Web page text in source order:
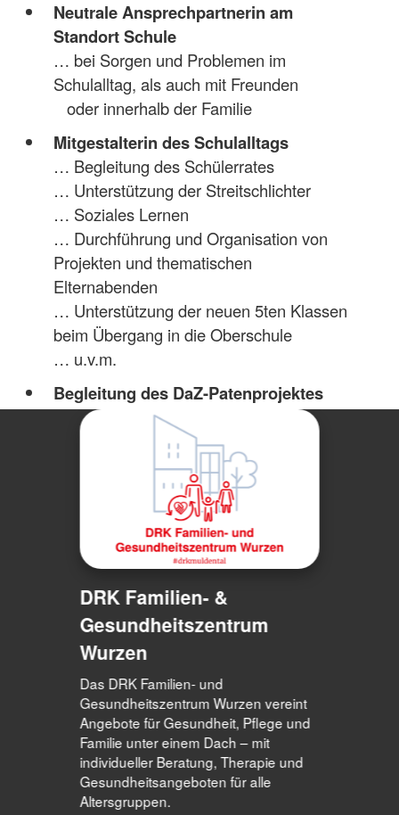
Neutrale Ansprechpartnerin am
Standort Schule
… bei Sorgen und Problemen im
Schulalltag, als auch mit Freunden
oder innerhalb der Familie
Mitgestalterin des Schulalltags
… Begleitung des Schülerrates
… Unterstützung der Streitschlichter
… Soziales Lernen
… Durchführung und Organisation von
Projekten und thematischen
Elternabenden
… Unterstützung der neuen 5ten Klassen
beim Übergang in die Oberschule
… u.v.m.
Begleitung des DaZ-Patenprojektes
DRK Familien- &
Gesundheitszentrum
Wurzen
Das DRK Familien- und
Gesundheitszentrum Wurzen vereint
Angebote für Gesundheit, Pflege und
Familie unter einem Dach – mit
individueller Beratung, Therapie und
Gesundheitsangeboten für alle
Altersgruppen.